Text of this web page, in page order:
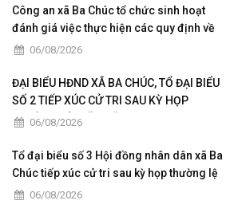
Công an xã Ba Chúc tổ chức sinh hoạt
đánh giá việc thực hiện các quy định về
dân chủ trong Công an nhân dân
06/08/2026
ĐẠI BIỂU HĐND XÃ BA CHÚC, TỔ ĐẠI BIỂU
SỐ 2 TIẾP XÚC CỬ TRI SAU KỲ HỌP
THƯỜNG LỆ GIỮA NĂM 2026
06/08/2026
Tổ đại biểu số 3 Hội đồng nhân dân xã Ba
Chúc tiếp xúc cử tri sau kỳ họp thường lệ
giữa năm 2026
06/08/2026